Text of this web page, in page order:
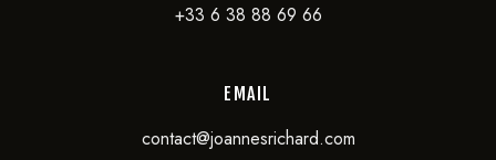
+33 6 38 88 69 66
EMAIL
contact@joannesrichard.com